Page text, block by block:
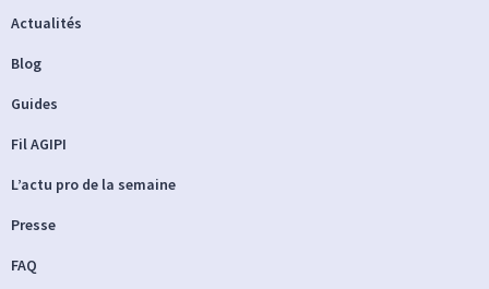
Actualités
Blog
Guides
Fil AGIPI
L’actu pro de la semaine
Presse
FAQ